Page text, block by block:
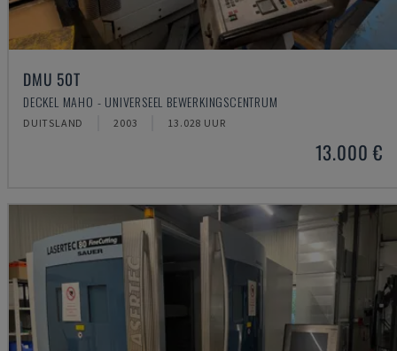
DMU 50T
DECKEL MAHO - UNIVERSEEL BEWERKINGSCENTRUM
DUITSLAND 2003 13.028 UUR
13.000 €